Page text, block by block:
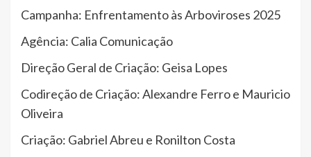
Campanha: Enfrentamento às Arboviroses 2025
Agência: Calia Comunicação
Direção Geral de Criação: Geisa Lopes
Codireção de Criação: Alexandre Ferro e Mauricio
Oliveira
Criação: Gabriel Abreu e Ronilton Costa